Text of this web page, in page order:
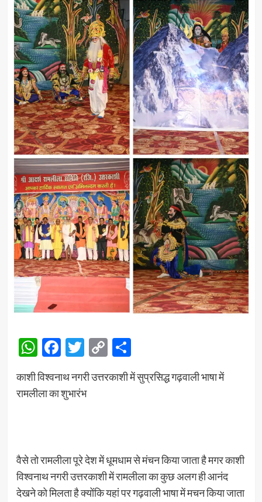
WhatsApp
Facebook
Twitter
Copy
Link
Share
काशी विश्वनाथ नगरी उत्तरकाशी में सुप्रसिद्ध गढ़वाली भाषा में
रामलीला का शुभारंभ
वैसे तो रामलीला पूरे देश में धूमधाम से मंचन किया जाता है मगर काशी
विश्वनाथ नगरी उत्तरकाशी में रामलीला का कुछ अलग ही आनंद
देखने को मिलता है क्योंकि यहां पर गढ़वाली भाषा में मचन किया जाता